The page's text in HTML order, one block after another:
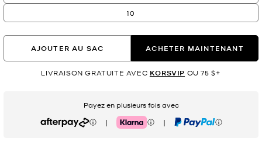
10
AJOUTER AU SAC ACHETER MAINTENANT
LIVRAISON GRATUITE AVEC KORSVIP OU 75 $+
Payez en plusieurs fois avec
Afterpay | Klarna | PayPal